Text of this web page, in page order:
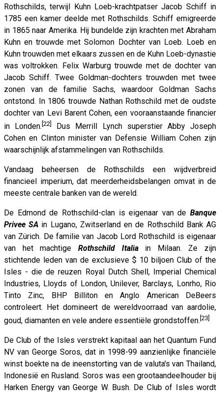
Rothschilds, terwijl Kuhn Loeb-krachtpatser Jacob Schiff in
1785 een kamer deelde met Rothschilds. Schiff emigreerde
in 1865 naar Amerika. Hij bundelde zijn krachten met Abraham
Kuhn en trouwde met Solomon Dochter van Loeb. Loeb en
Kuhn trouwden met elkaars zussen en de Kuhn Loeb-dynastie
was voltrokken. Felix Warburg trouwde met de dochter van
Jacob Schiff. Twee Goldman-dochters trouwden met twee
zonen van de familie Sachs, waardoor Goldman Sachs
ontstond. In 1806 trouwde Nathan Rothschild met de oudste
dochter van Levi Barent Cohen, een vooraanstaande financier
in Londen.[22]
Dus Merrill Lynch superstier Abby Joseph
Cohen en Clinton minister van Defensie William Cohen zijn
waarschijnlijk afstammelingen van Rothschilds.
Vandaag beheersen de Rothschilds een wijdverbreid
financieel imperium, dat meerderheidsbelangen omvat in de
meeste centrale banken van de wereld.
De Edmond de Rothschild-clan is eigenaar van de Banque
Privee SA in Lugano, Zwitserland en de Rothschild Bank AG
van Zürich. De familie van Jacob Lord Rothschild is eigenaar
van het machtige Rothschild Italiain Milaan. Ze zijn
stichtende leden van de exclusieve $ 10 biljoen Club of the
Isles - die de reuzen Royal Dutch Shell, Imperial Chemical
Industries, Lloyds of London, Unilever, Barclays, Lonrho, Rio
Tinto Zinc, BHP Billiton en Anglo American DeBeers
controleert. Het domineert de wereldvoorraad van aardolie,
goud, diamanten en vele andere essentiële grondstoffen. [23]
De Club of the Isles verstrekt kapitaal aan het Quantum Fund
NV van George Soros, dat in 1998-99 aanzienlijke financiële
winst boekte na de ineenstorting van de valuta's van Thailand,
Indonesië en Rusland. Soros was een grootaandeelhouder bij
Harken Energy van George W. Bush. De Club of Isles wordt